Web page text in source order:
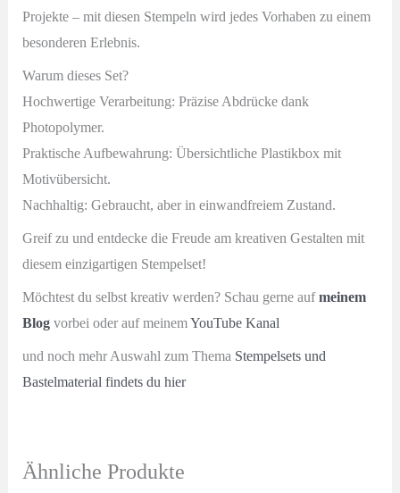
Projekte – mit diesen Stempeln wird jedes Vorhaben zu einem
besonderen Erlebnis.
Warum dieses Set?
Hochwertige Verarbeitung: Präzise Abdrücke dank
Photopolymer.
Praktische Aufbewahrung: Übersichtliche Plastikbox mit
Motivübersicht.
Nachhaltig: Gebraucht, aber in einwandfreiem Zustand.
Greif zu und entdecke die Freude am kreativen Gestalten mit
diesem einzigartigen Stempelset!
Möchtest du selbst kreativ werden? Schau gerne aufmeinem
Blogvorbei oder auf meinemYouTube Kanal
und noch mehr Auswahl zum Thema Stempelsets und
Bastelmaterial findets du hier
Ähnliche Produkte